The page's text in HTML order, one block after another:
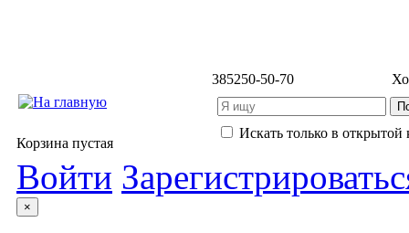
385250-50-70
Искать только в открытой
Корзина пустая
Войти
×